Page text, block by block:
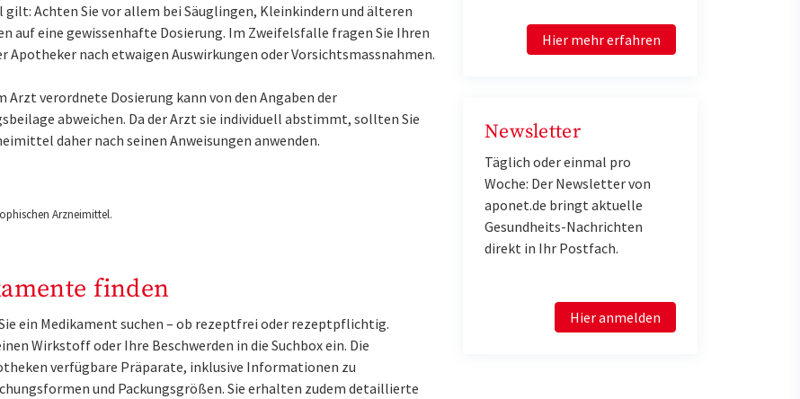
gilt: Achten Sie vor allem bei Säuglingen, Kleinkindern und älteren
auf eine gewissenhafte Dosierung. Im Zweifelsfalle fragen Sie Ihren
Apotheker nach etwaigen Auswirkungen oder Vorsichtsmassnahmen.
Arzt verordnete Dosierung kann von den Angaben der
abweichen. Da der Arzt sie individuell abstimmt, sollten Sie
daher nach seinen Anweisungen anwenden.
Arzneimittel.
finden
ein Medikament suchen – ob rezeptfrei oder rezeptpflichtig.
Wirkstoff oder Ihre Beschwerden in die Suchbox ein. Die
verfügbare Präparate, inklusive Informationen zu
und Packungsgrößen. Sie erhalten zudem detaillierte
Hier mehr erfahren
Newsletter
Täglich oder einmal pro
Woche: Der Newsletter von
aponet.de bringt aktuelle
Gesundheits-Nachrichten
direkt in Ihr Postfach.
Hier anmelden